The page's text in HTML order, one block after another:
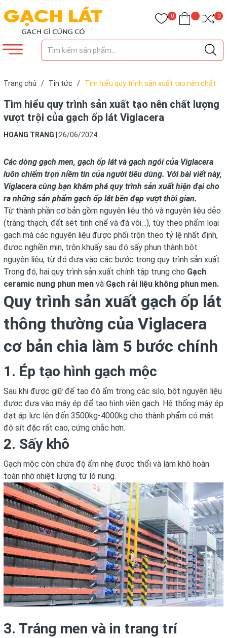
0 0
Trang chủ / Tin tức /
Tìm hiểu quy trình sản xuất tạo nên chất
Tìm hiểu quy trình sản xuất tạo nên chất lượng
vượt trội của gạch ốp lát Viglacera
HOANG TRANG 26/06/2024
Các dòng gạch men, gạch ốp lát và gạch ngói của Viglacera
luôn chiếm trọn niềm tin của người tiêu dùng. Với bài viết này,
Viglacera cùng bạn khám phá quy trình sản xuất hiện đại cho
ra những sản phẩm gạch ốp lát bền đẹp vượt thời gian.
Từ thành phần cơ bản gồm nguyên liệu thô và nguyên liệu dẻo
(tràng thạch, đất sét tinh chế và đá vôi…), tùy theo phẩm loại
gạch mà các nguyên liệu được phối trộn theo tỷ lệ nhất định,
được nghiền mịn, trộn khuấy sau đó sấy phun thành bột
nguyên liệu, từ đó đưa vào các bước trong quy trình sản xuất.
Trong đó, hai quy trình sản xuất chính tập trung cho Gạch
ceramic nung phun men và Gạch rải liệu không phun men.
Quy trình sản xuất gạch ốp lát
thông thường của Viglacera
cơ bản chia làm 5 bước chính
1. Ép tạo hình gạch mộc
Sau khi được giữ để tạo độ ẩm trong các silo, bột nguyên liệu
được đưa vào máy ép để tạo hình viên gạch. Hệ thống máy ép
đạt áp lực lên đến 3500kg-4000kg cho thành phẩm có mật
độ sít đặc rất cao, cứng chắc hơn.
2. Sấy khô
Gạch mộc còn chứa độ ẩm nhẹ được thổi và làm khô hoàn
toàn nhờ nhiệt lượng từ lò nung.
3. Tráng men và in trang trí